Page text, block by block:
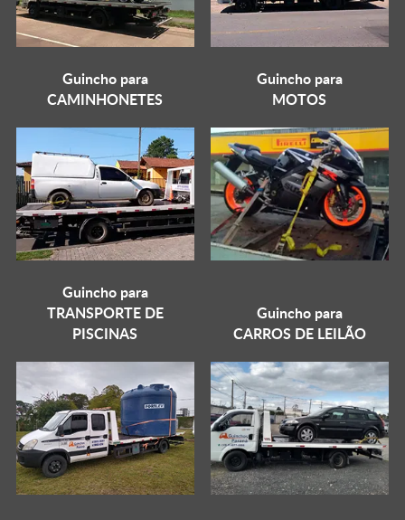
Guincho para
CAMINHONETES
Guincho para
MOTOS
Guincho para
TRANSPORTE DE
PISCINAS
Guincho para
CARROS DE LEILÃO